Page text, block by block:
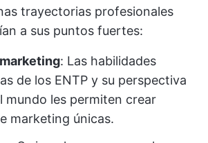
trayectorias profesionales
a sus puntos fuertes:
: Las habilidades
de los ENTP y su perspectiva
mundo les permiten crear
marketing únicas.